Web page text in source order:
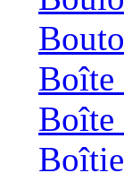
Boîte
Boîte